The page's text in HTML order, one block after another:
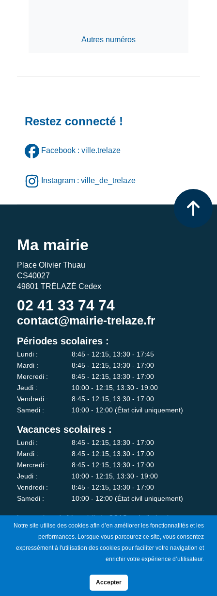
Autres numéros
Restez connecté !
Facebook : ville.trelaze
Instagram : ville_de_trelaze
Ma mairie
Place Olivier Thuau
CS40027
49801 TRÉLAZÉ Cedex
02 41 33 74 74
contact@mairie-trelaze.fr
Périodes scolaires :
Lundi :
8:45 - 12:15, 13:30 - 17:45
Mardi :
8:45 - 12:15, 13:30 - 17:00
Mercredi :
8:45 - 12:15, 13:30 - 17:00
Jeudi :
10:00 - 12:15, 13:30 - 19:00
Vendredi :
8:45 - 12:15, 13:30 - 17:00
Samedi :
10:00 - 12:00 (État civil uniquement)
Vacances scolaires :
Lundi :
8:45 - 12:15, 13:30 - 17:00
Mardi :
8:45 - 12:15, 13:30 - 17:00
Mercredi :
8:45 - 12:15, 13:30 - 17:00
Jeudi :
10:00 - 12:15, 13:30 - 19:00
Vendredi :
8:45 - 12:15, 13:30 - 17:00
Samedi :
10:00 - 12:00 (État civil uniquement)
Les services de l'état-civil, du CCAS et de l'urbanisme sont
fermés au public le lundi matin.
Je m'abonne à la newsletter
Notre site utilise des cookies afin d’en améliorer les fonctionnalités et les
performances. Lorsque vous parcourez ce site, vous consentez
expressément à l'utilisation des cookies pour faciliter votre navigation et
enrichir votre expérience d’utilisateur.
Accepter